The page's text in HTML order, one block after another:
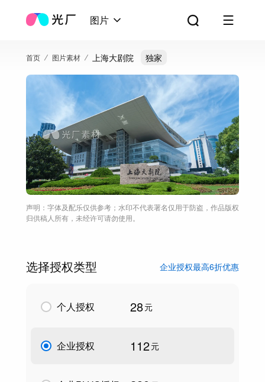
图片
首页 图片素材 上海大剧院 独家
声明：字体及配乐仅供参考；水印不代表署名仅用于防盗，作品版权
归供稿人所有，未经许可请勿使用。
选择授权类型 企业授权最高6折优惠
个人授权 28元
企业授权 112元